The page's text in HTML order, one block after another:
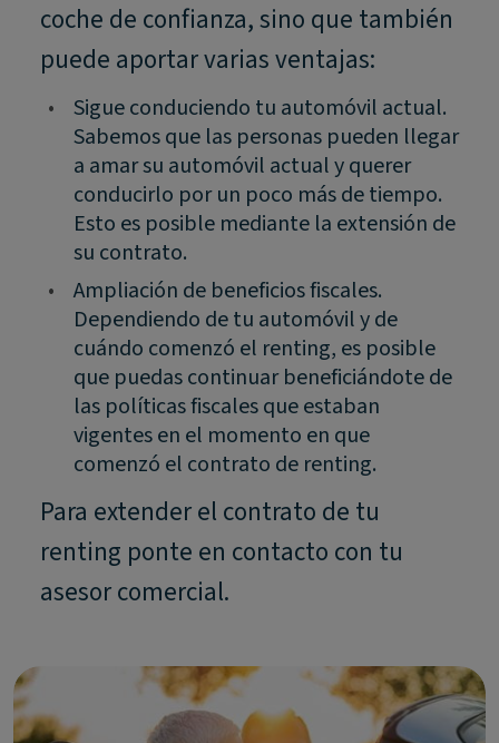
coche de confianza, sino que también
puede aportar varias ventajas:
•
Sigue conduciendo tu automóvil actual.
Sabemos que las personas pueden llegar
a amar su automóvil actual y querer
conducirlo por un poco más de tiempo.
Esto es posible mediante la extensión de
su contrato.
•
Ampliación de beneficios fiscales.
Dependiendo de tu automóvil y de
cuándo comenzó el renting, es posible
que puedas continuar beneficiándote de
las políticas fiscales que estaban
vigentes en el momento en que
comenzó el contrato de renting.
Para extender el contrato de tu
renting ponte en contacto con tu
asesor comercial.